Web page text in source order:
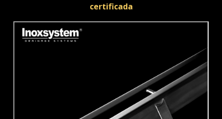
certificada